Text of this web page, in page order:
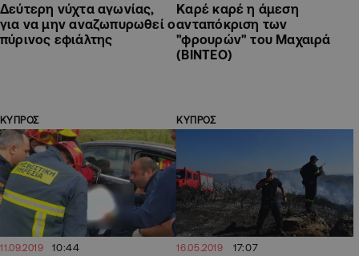
Δεύτερη νύχτα αγωνίας,
για να μην αναζωπυρωθεί ο
πύρινος εφιάλτης
Καρέ καρέ η άμεση
ανταπόκριση των
"φρουρών" του Μαχαιρά
(ΒΙΝΤΕΟ)
ΚΥΠΡΟΣ
11.09.2019 10:44
ΚΥΠΡΟΣ
16.05.2019 17:07